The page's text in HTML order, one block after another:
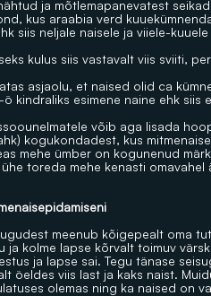
ja mõtlemapanevatest
kus araabia verd
siis neljale naisele ja viiele-
kulus siis vastavalt viis sviiti,
asjaolu, et naised olid ca
kindraliks esimene naine ehk siis
võib aga lisada
kogukondadest, kus
mehe ümber on kogunenud
toreda mehe kenasti
meenub kõigepealt oma
ja kolme lapse kõrvalt toimuv
ja lapse sai. Tegu tänase
öeldes viis last ja kaks naist.
olemas ning ka naised on